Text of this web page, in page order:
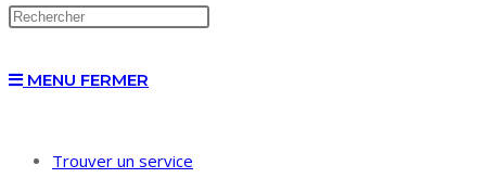
MENU FERMER
Trouver un service